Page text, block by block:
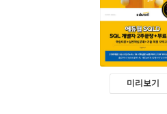
미리보기